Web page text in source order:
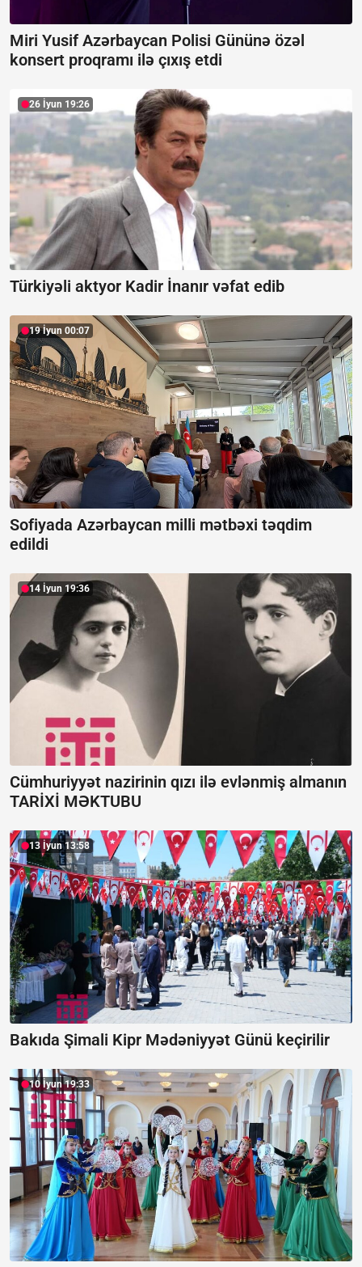
Miri Yusif Azərbaycan Polisi Gününə özəl
konsert proqramı ilə çıxış etdi
26 İyun 19:26
Türkiyəli aktyor Kadir İnanır vəfat edib
19 İyun 00:07
Sofiyada Azərbaycan milli mətbəxi təqdim
edildi
14 İyun 19:36
Cümhuriyyət nazirinin qızı ilə evlənmiş almanın
TARİXİ MƏKTUBU
13 İyun 13:58
Bakıda Şimali Kipr Mədəniyyət Günü keçirilir
10 İyun 19:33